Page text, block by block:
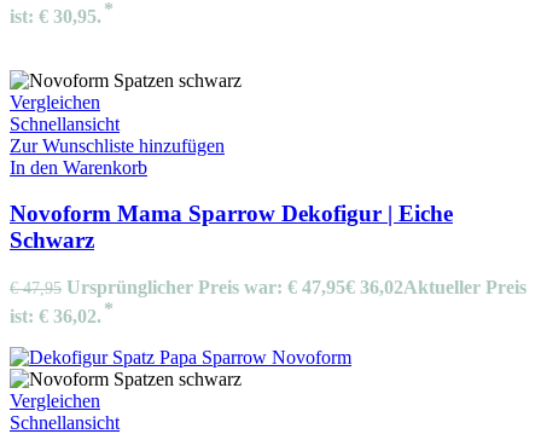
ist: € 30,95.
Vergleichen
Schnellansicht
Zur Wunschliste hinzufügen
In den Warenkorb
Novoform Mama Sparrow Dekofigur | Eiche
Schwarz
€47,95 Ursprünglicher Preis war: € 47,95€ 36,02Aktueller Preis
ist: € 36,02.
Vergleichen
Schnellansicht